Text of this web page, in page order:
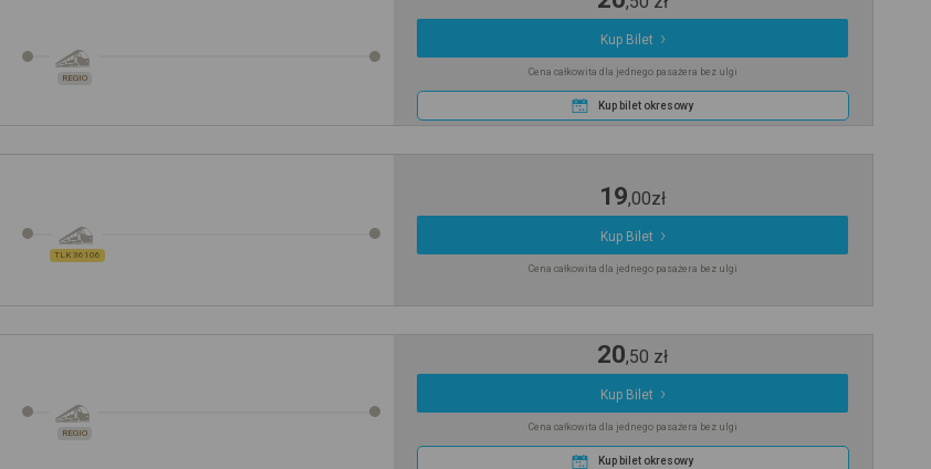
REGIO
Kup Bilet
Cena całkowita dla jednego pasażera bez ulgi
Kup bilet okresowy
TLK 36106
19,00zł
Kup Bilet
Cena całkowita dla jednego pasażera bez ulgi
REGIO
20,50 zł
Kup Bilet
Cena całkowita dla jednego pasażera bez ulgi
Kup bilet okresowy